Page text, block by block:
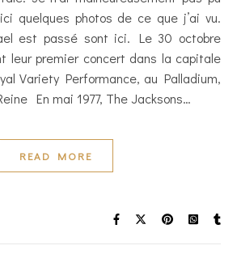
quelques photos de ce que j’ai vu.
est passé sont ici. Le 30 octobre
leur premier concert dans la capitale
Variety Performance, au Palladium,
En mai 1977, The Jacksons…
READ MORE